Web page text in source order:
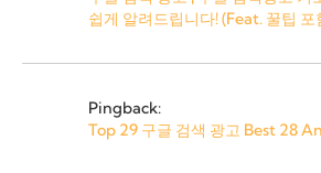
쉽게 알려드립니다! (Feat. 꿀팁 포
Pingback:
Top 29 구글 검색 광고 Best 28